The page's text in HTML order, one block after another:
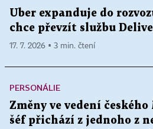
Uber expanduje do
chce převzít službu
17. 7. 2026 ▪ 3 min. čtení
PERSONÁLIE
Změny ve vedení českého
šéf přichází z jednoho z